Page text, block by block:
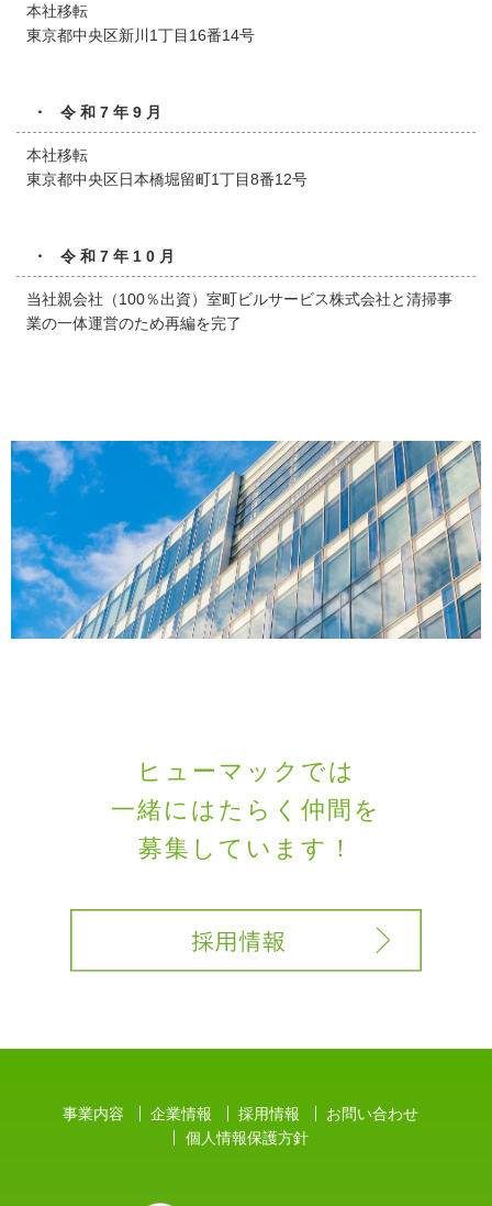
本社移転
東京都中央区新川1丁目16番14号
・ 令和7年9月
本社移転
東京都中央区日本橋堀留町1丁目8番12号
・ 令和7年10月
当社親会社（100％出資）室町ビルサービス株式会社と清掃事
業の一体運営のため再編を完了
ヒューマックでは
一緒にはたらく 仲間を
募集しています！
事業内容 企業情報 採用情報
お問い合わせ
個人情報保護方針